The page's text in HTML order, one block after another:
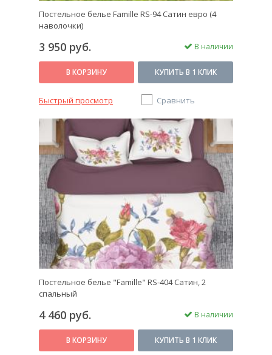
Постельное белье Famille RS-94 Сатин евро (4
наволочки)
3 950 руб. В наличии
В КОРЗИНУ КУПИТЬ В 1 КЛИК
Быстрый просмотр Сравнить
Постельное белье "Famille" RS-404 Сатин, 2
спальный
4 460 руб. В наличии
В КОРЗИНУ КУПИТЬ В 1 КЛИК